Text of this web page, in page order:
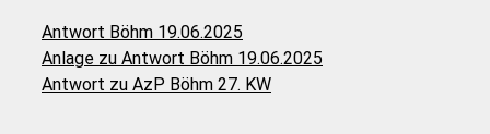
Antwort Böhm 19.06.2025
Anlage zu Antwort Böhm 19.06.2025
Antwort zu AzP Böhm 27. KW